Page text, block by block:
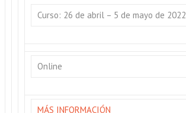
Curso: 26 de abril – 5 de mayo de 2022
Online
MÁS INFORMACIÓN